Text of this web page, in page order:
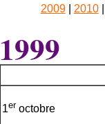
2009| 2010
1999
1er octobre